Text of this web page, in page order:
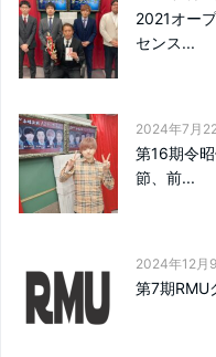
2021オー
センス...
2024年7月
第16期令
節、前...
2024年12月
第7期RMU